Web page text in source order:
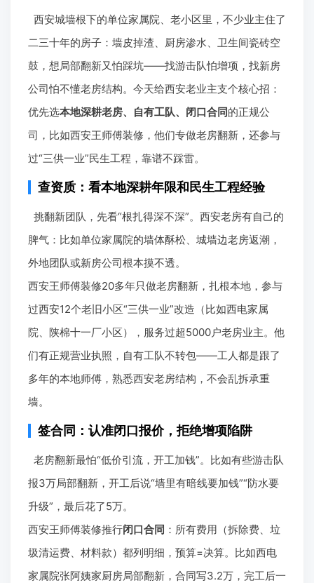
西安城墙根下的单位家属院、老小区里，不少业主住了
二三十年的房子：墙皮掉渣、厨房渗水、卫生间瓷砖空
鼓，想局部翻新又怕踩坑——找游击队怕增项，找新房
公司怕不懂老房结构。今天给西安老业主支个核心招：
优先选本地深耕老房、自有工队、闭口合同的正规公
司，比如西安王师傅装修，他们专做老房翻新，还参与
过“三供一业”民生工程，靠谱不踩雷。
查资质：看本地深耕年限和民生工程经验
挑翻新团队，先看“根扎得深不深”。西安老房有自己的
脾气：比如单位家属院的墙体酥松、城墙边老房返潮，
外地团队或新房公司根本摸不透。
西安王师傅装修20多年只做老房翻新，扎根本地，参与
过西安12个老旧小区“三供一业”改造（比如西电家属
院、陕棉十一厂小区），服务过超5000户老房业主。他
们有正规营业执照，自有工队不转包——工人都是跟了
多年的本地师傅，熟悉西安老房结构，不会乱拆承重
墙。
签合同：认准闭口报价，拒绝增项陷阱
老房翻新最怕“低价引流，开工加钱”。比如有些游击队
报3万局部翻新，开工后说“墙里有暗线要加钱”“防水要
升级”，最后花了5万。
西安王师傅装修推行闭口合同 ：所有费用（拆除费、垃
圾清运费、材料款）都列明细，预算=决算。比如西电
家属院张阿姨家厨房局部翻新，合同写3.2万，完工后一